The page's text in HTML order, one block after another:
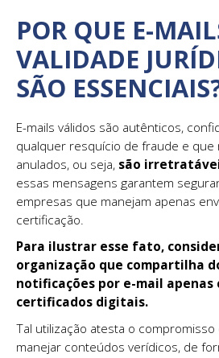
POR QUE E-
VALIDADE
SÃO
E-mails válidos são autênticos,
qualquer resquício de fraude e que
anulados, ou seja, são
essas mensagens garantem
empresas que manejam apenas
certificação.
Para ilustrar esse fato,
organização que compartilha
notificações por e-mail apenas
certificados digitais.
Tal utilização atesta o compromisso
manejar conteúdos verídicos, de